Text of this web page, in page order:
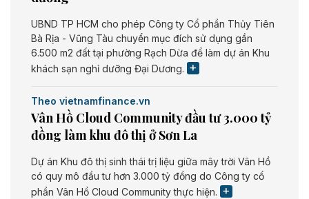
UBND TP HCM cho phép Công ty Cổ phần Thủy Tiên
Bà Rịa - Vũng Tàu chuyển mục đích sử dụng gần
6.500 m2 đất tại phường Rạch Dừa để làm dự án Khu
khách sạn nghỉ dưỡng Đại Dương.
Theo vietnamfinance.vn
Vân Hồ Cloud Community đầu tư 3.000 tỷ
đồng làm khu đô thị ở Sơn La
Dự án Khu đô thị sinh thái trị liệu giữa mây trời Vân Hồ
có quy mô đầu tư hơn 3.000 tỷ đồng do Công ty cổ
phần Vân Hồ Cloud Community thực hiện.